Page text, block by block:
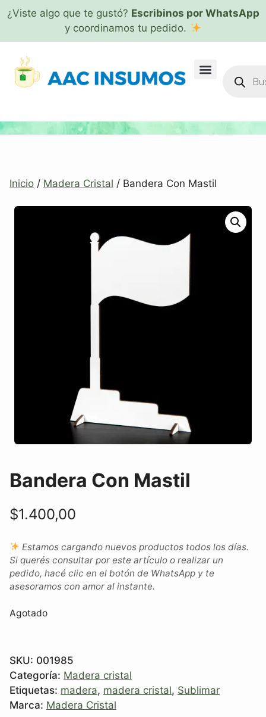
¿Viste algo que te gustó? Escribinos por WhatsApp
y coordinamos tu pedido.
Inicio / Madera Cristal / Bandera Con Mastil
Bandera Con Mastil
$1.400,00
Estamos cargando nuevos productos todos los días.
Si querés consultar por este artículo o realizar un
pedido, hacé clic en el botón de WhatsApp y te
asesoramos con amor al instante.
Agotado
SKU: 001985
Categoría: Madera cristal
Etiquetas: madera, madera cristal, Sublimar
Marca: Madera Cristal